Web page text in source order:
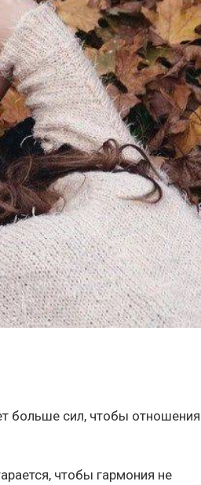
больше сил, чтобы отношения
чтобы гармония не